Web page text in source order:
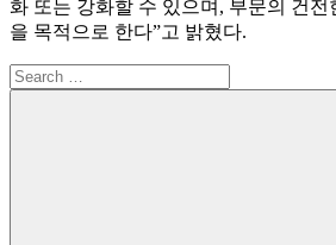
화 또는 강화할 수 있으며, 부문의 건전
을 목적으로 한다”고 밝혔다.
Search
for: